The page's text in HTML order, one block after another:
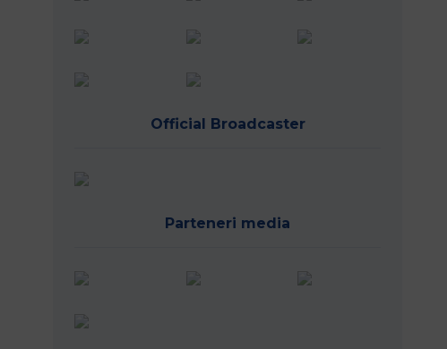
Official Broadcaster
Parteneri media